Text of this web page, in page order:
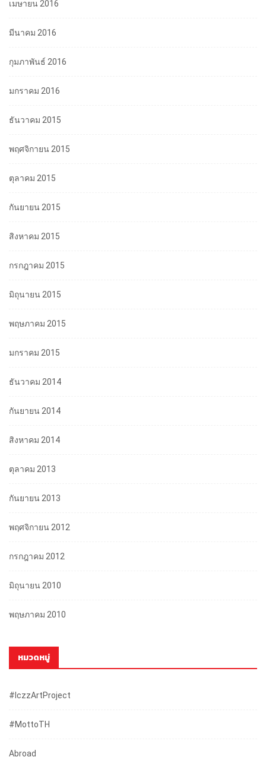
เมษายน 2016
มีนาคม 2016
กุมภาพันธ์ 2016
มกราคม 2016
ธันวาคม 2015
พฤศจิกายน 2015
ตุลาคม 2015
กันยายน 2015
สิงหาคม 2015
กรกฎาคม 2015
มิถุนายน 2015
พฤษภาคม 2015
มกราคม 2015
ธันวาคม 2014
กันยายน 2014
สิงหาคม 2014
ตุลาคม 2013
กันยายน 2013
พฤศจิกายน 2012
กรกฎาคม 2012
มิถุนายน 2010
พฤษภาคม 2010
หมวดหมู่
#iczzArtProject
#mottoTH
Abroad